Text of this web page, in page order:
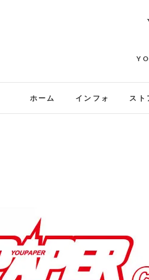
ホーム インフォ スト